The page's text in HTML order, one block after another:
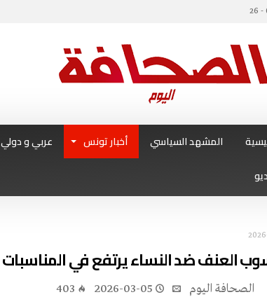
المشهد السياسي أخبار تونس عربي و دولي
العنف ضد النساء يرتفع في المناسبات
2026-03-05
403